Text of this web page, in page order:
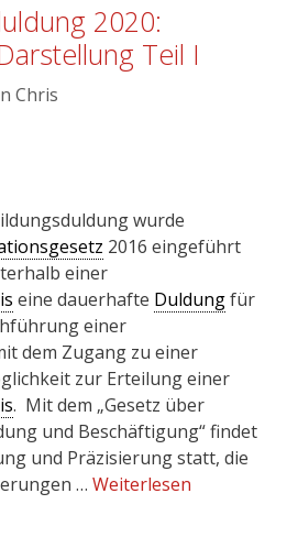
2020:
Teil I
Chris
wurde
2016 eingeführt
einer
eine dauerhafte Duldungfür
einer
dem Zugang zu einer
zur Erteilung einer
. Mit dem „Gesetz über
und Beschäftigung“ findet
und Präzisierung statt, die
… Weiterlesen